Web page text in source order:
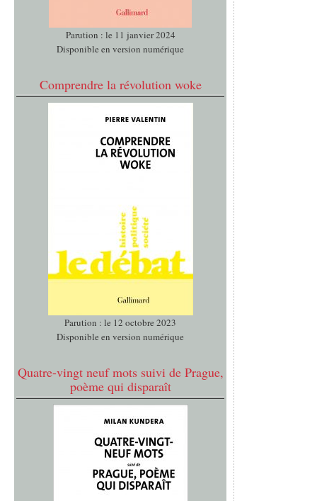
Parution : le 11 janvier 2024
Disponible en version numérique
Comprendre la révolution woke
Parution : le 12 octobre 2023
Disponible en version numérique
Quatre-vingt neuf mots suivi de Prague,
poème qui disparaît